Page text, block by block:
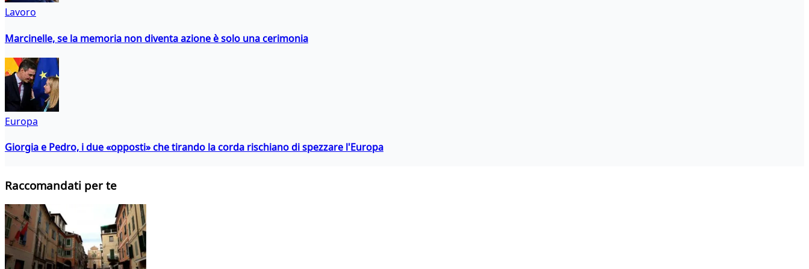
Lavoro
Marcinelle, se la memoria non diventa azione è solo una cerimonia
Europa
Giorgia e Pedro, i due «opposti» che tirando la corda rischiano di spezzare l'Europa
Raccomandati per te